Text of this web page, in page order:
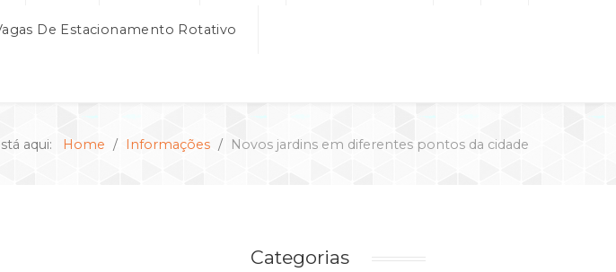
De Estacionamento Rotativo
aqui: Home Informações Novos jardins em diferentes pontos da cidade
Categorias